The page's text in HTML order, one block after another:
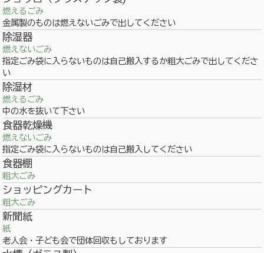
燃えるごみ
金属製のものは燃えないごみで出してください
除湿器
燃えないごみ
指定ごみ袋に入らないものは自己搬入するか粗大ごみで出してくださ
い
除湿材
燃えるごみ
中の水を抜いて下さい
食器乾燥機
燃えないごみ
指定ごみ袋に入らないものは自己搬入してください
食器棚
粗大ごみ
ショッピングカート
粗大ごみ
新聞紙
紙
老人会・子ども会で団体回収もしております